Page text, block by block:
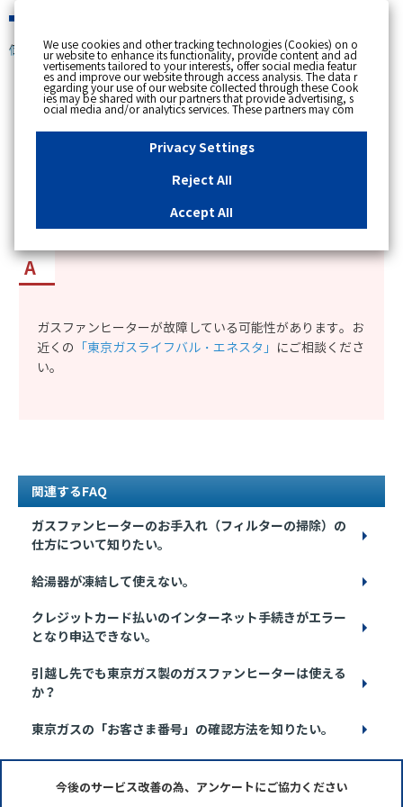
個人のお客さま
[ トップへ戻る ]
カテゴリー表示
更新日時 : 2017/10/24 17:38
ガスファンヒーターのフィルターを掃除したが、
フィルターサインがついたままだ。
ガスファンヒーターが故障している可能性があります。お
近くの 「東京ガスライフバル・エネスタ」 にご相談くださ
い。
関連するFAQ
ガスファンヒーターのお手入れ（フィルターの掃除）の
仕方について知りたい。
給湯器が凍結して使えない。
クレジットカード払いのインターネット手続きがエラー
となり申込できない。
引越し先でも東京ガス製のガスファンヒーターは使える
か？
東京ガスの「お客さま番号」の確認方法を知りたい。
今後のサービス改善の為、アンケートにご協力ください
We use cookies and other tracking technologies (Cookies) on o
ur website to enhance its functionality, provide content and ad
vertisements tailored to your interests, offer social media featur
es and improve our website through access analysis. The data r
egarding your use of our website collected through these Cook
ies may be shared with our partners that provide advertising, s
ocial media and/or analytics services. These partners may com
bine the data shared by us with other data that you have provi
ded to them or that they have collected from your use of their s
ervices or other websites to analyse and optimise advertisemen
ts delivered to you by businesses other than us on the internet.
essary Cookies, please click "Reject All". If you agree to the use
of all Cookies, please click "Accept All". To select your preferen
u can change your consent or rejection settings at any time by c
"Privacy Settings"button on this banner or through y
our browser's "Settings". For more information regarding the pr
site, please refer to the link below.Cookies DetailsPrivacy Polic
y
Privacy Settings
Reject All
Accept All